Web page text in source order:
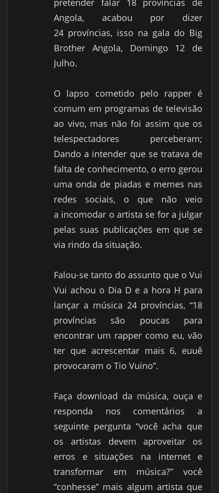
Angola, acabou por dizer
24 províncias, isso na gala do Big
Brother Angola, Domingo 12 de
Julho.
O lapso cometido pelo rapper é
comum em programas de televisão
ao vivo, mas não foi assim que os
telespectadores perceberam;
Dando a intender que se tratava de
falta de conhecimento, o erro gerou
uma onda de piadas e memes nas
redes sociais, o que não veio
a incomodar o artista se for a julgar
pelas suas publicações em que se
via rindo da situação.
Falou-se tanto do assunto que o Vui
Vui achou o Dia D e a hora H para
lançar a música 24 províncias, “18
províncias são poucas para
encontrar um rapper como eu, vão
ter que acrescentar mais 6, euuê
provocaram o Tio Vuino”.
Faça download da música, ouça e
responda nos comentários a
seguinte pergunta “você acha que
os artistas devem aproveitar os
erros e situações na internet e
transformar em música?” você
“conhesse” mais algum artista que